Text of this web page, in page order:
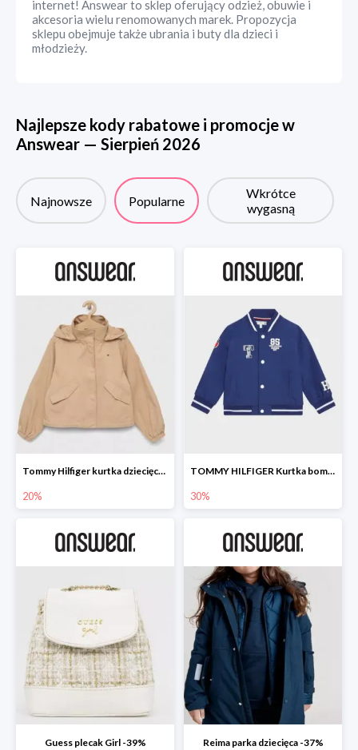
internet! Answear to sklep oferujący odzież, obuwie i
akcesoria wielu renomowanych marek. Propozycja
sklepu obejmuje także ubrania i buty dla dzieci i
młodzieży.
Najlepsze kody rabatowe i promocje w
Answear — Sierpień 2026
Najnowsze Popularne
Wkrótce
wygasną
Tommy Hilfiger kurtka dziecięca -20%
20%
TOMMY HILFIGER Kurtka bomber -30%
30%
Guess plecak Girl -39% Reima parka dziecięca -37%